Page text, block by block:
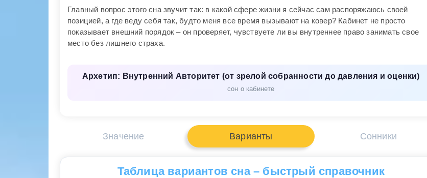
Главный вопрос этого сна звучит так: в какой сфере жизни я сейчас сам распоряжаюсь своей
позицией, а где веду себя так, будто меня все время вызывают на ковер? Кабинет не просто
показывает внешний порядок – он проверяет, чувствуете ли вы внутреннее право занимать свое
место без лишнего страха.
Архетип: Внутренний Авторитет (от зрелой собранности до давления и оценки)
сон о кабинете
Значение Варианты Сонники
Таблица вариантов сна – быстрый справочник